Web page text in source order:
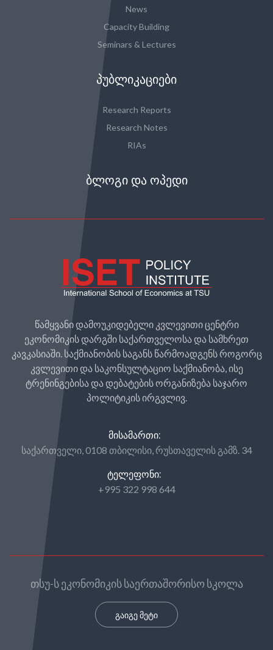
News
Capacity Building
Seminars & Lectures
ᲞᲣᲑᲚᲘᲙᲐᲪᲘᲔᲑᲘ
Research Reports
Research Notes
RIAs
ᲑᲚᲝᲒᲘ ᲓᲐ ᲝᲞᲔᲓᲘ
წამყვანი დამოუკიდებელი კვლევითი ცენტრი
ეკონომიკის დარგში საქართველოსა და სამხრეთ
კავკასიაში. საქმიანობის საგანს წარმოადგენს როგორც
კვლევითი და საკონსულტაციო საქმიანობა, ისე
ტრენინგებისა და დებატების ორგანიზება საჯარო
პოლიტიკის ირგვლივ.
ᲛᲘᲡᲐᲛᲐᲠᲗᲘ:
საქართველი, 0108 თბილისი, რუსთაველის გამზ. 34
ᲢᲔᲚᲔᲤᲝᲜᲘ:
+995 322 998 644
თსუ-ს ეკონომიკის საერთაშორისო სკოლა
გაიგე მეტი